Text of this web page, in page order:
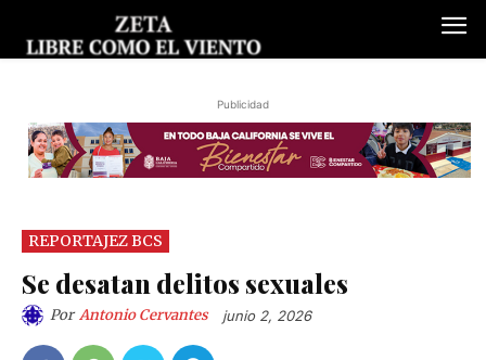
Publicidad
REPORTAJEZ BCS
Se desatan delitos sexuales
Por Antonio Cervantes junio 2, 2026